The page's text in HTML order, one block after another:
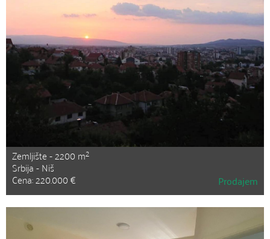
Zemljište - 2200 m2
Srbija - Niš
Cena: 220.000 € Prodajem